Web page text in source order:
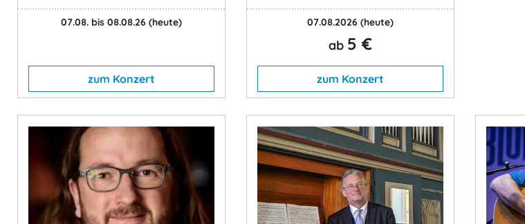
07.08. bis 08.08.26 (heute)
zum Konzert
07.08.2026 (heute)
ab 5 €
zum Konzert